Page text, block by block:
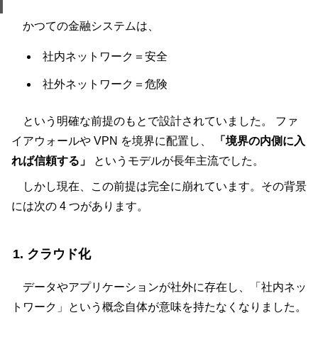
かつての金融システムは、
社内ネットワーク＝安全
社外ネットワーク＝危険
という明確な前提のもとで設計されていました。 ファ
イアウォールや VPN を境界に配置し、
「境界の内側に入
れば信頼する」
というモデルが長年主流でした。
しかし現在、この前提は完全に崩れています。その背景
には次の 4 つがあります。
1. クラウド化
データやアプリケーションが社外に存在し、「社内ネッ
トワーク」という概念自体が意味を持たなくなりました。